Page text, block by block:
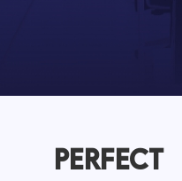
PERFECT